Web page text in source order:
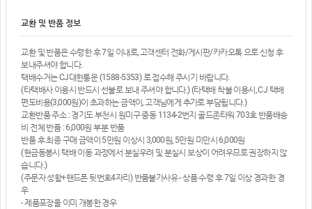
교환 및 반품 정보
교환 및 반품은 수령한 후 7일 이내로, 고객센터 전화/게시판/카카오톡 으로 신청 후
보내주셔야 합니다.
택배수거는 CJ대한통운 (1588-5353) 로 접수해 주시기 바랍니다.
(타택배사 이용시 반드시 선불로 보내 주셔야 합니다.) (타택배 착불 이용시, CJ 택배
편도비용(3,000원)이 초과하는 금액이, 고객님에게 추가로 부담됩니다.)
교환반품 주소 : 경기도 부천시 원미구 중동 1134-2번지 골드존타워 703호 반품배송
비 전체 반품 : 6,000원 부분 반품
반품 후 최종 구매 금액이 5만원 이상시 3,000원, 5만원 미만시 6,000원
(현금동봉시 택배 이동 과정에서 분실우려 및 분실시 보상이 어려우므로 권장하지 않
습니다.)
(주문자 성함+핸드폰 뒷번호4자리) 반품불가사유 - 상품 수령 후 7일 이상 경과한 경
우
- 제품포장을 이미 개봉한 경우